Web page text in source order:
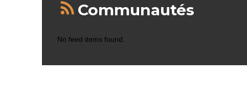
Communautés
No feed items found.